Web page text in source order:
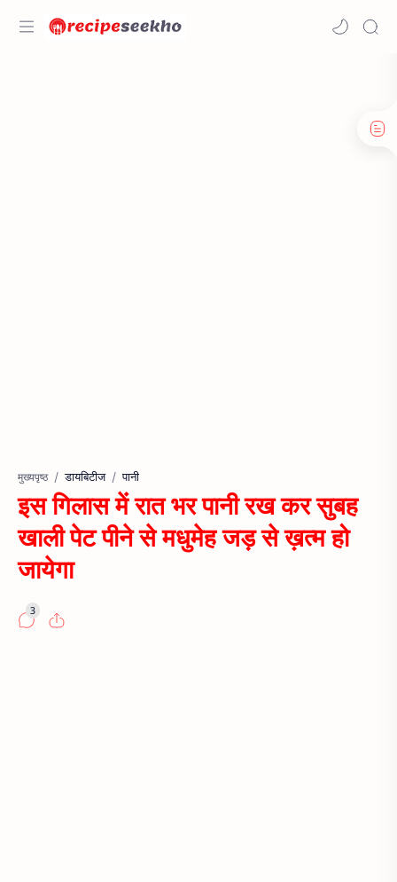
मुख्यपृष्ठ डायबिटीज पानी
इस गिलास में रात भर पानी रख कर सुबह
खाली पेट पीने से मधुमेह जड़ से ख़त्म हो
जायेगा